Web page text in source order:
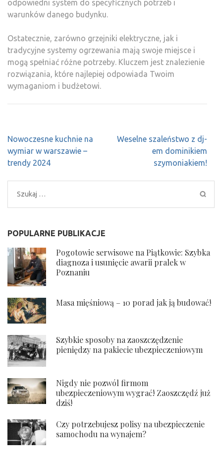
odpowiedni system do specyficznych potrzeb i
warunków danego budynku.
Ostatecznie, zarówno grzejniki elektryczne, jak i
tradycyjne systemy ogrzewania mają swoje miejsce i
mogą spełniać różne potrzeby. Kluczem jest znalezienie
rozwiązania, które najlepiej odpowiada Twoim
wymaganiom i budżetowi.
Nawigacja
wpisu
Nowoczesne kuchnie na
wymiar w warszawie –
trendy 2024
Weselne szaleństwo z dj-
em dominikiem
szymoniakiem!
Szukaj:
POPULARNE PUBLIKACJE
Pogotowie serwisowe na Piątkowie: Szybka
diagnoza i usunięcie awarii pralek w
Poznaniu
Masa mięśniową – 10 porad jak ją budować!
Szybkie sposoby na zaoszczędzenie
pieniędzy na pakiecie ubezpieczeniowym
Nigdy nie pozwól firmom
ubezpieczeniowym wygrać! Zaoszczędź już
dziś!
Czy potrzebujesz polisy na ubezpieczenie
samochodu na wynajem?